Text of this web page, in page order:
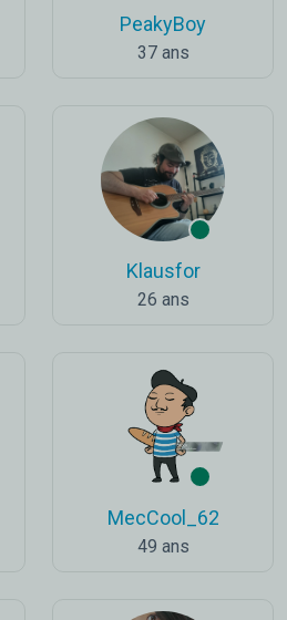
PeakyBoy
37 ans
Klausfor
26 ans
MecCool_62
49 ans